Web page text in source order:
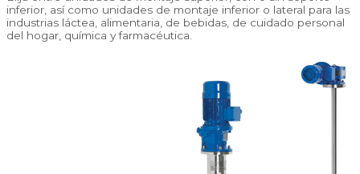
inferior, así como unidades de montaje inferior o lateral para las
industrias láctea, alimentaria, de bebidas, de cuidado personal
del hogar, química y farmacéutica.